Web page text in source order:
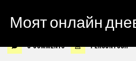
Моят онлайн
0 Comments personyosif